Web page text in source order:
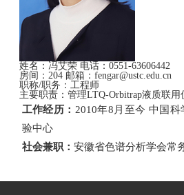
姓名： 冯艾荣 电话： 0551-63606442
房间： 204 邮箱： fengar@ustc.edu.cn
职称/职务： 工程师
主要职责： 管理LTQ-Orbitrap液质联用
工作经历： 2010年8 月至今 中国
验中心
社会兼职： 安徽省色谱分析学会常